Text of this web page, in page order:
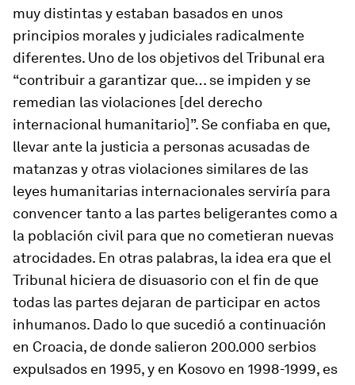
muy distintas y estaban basados en unos
principios morales y judiciales radicalmente
diferentes. Uno de los objetivos del Tribunal era
“contribuir a garantizar que… se impiden y se
remedian las violaciones [del derecho
internacional humanitario]”. Se confiaba en que,
llevar ante la justicia a personas acusadas de
matanzas y otras violaciones similares de las
leyes humanitarias internacionales serviría para
convencer tanto a las partes beligerantes como a
la población civil para que no cometieran nuevas
atrocidades. En otras palabras, la idea era que el
Tribunal hiciera de disuasorio con el fin de que
todas las partes dejaran de participar en actos
inhumanos. Dado lo que sucedió a continuación
en Croacia, de donde salieron 200.000 serbios
expulsados en 1995, y en Kosovo en 1998-1999, es